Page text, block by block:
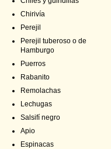
Chirivía
Perejil
Perejil tuberoso o de
Hamburgo
Puerros
Rabanito
Remolachas
Lechugas
Salsifí negro
Apio
Espinacas